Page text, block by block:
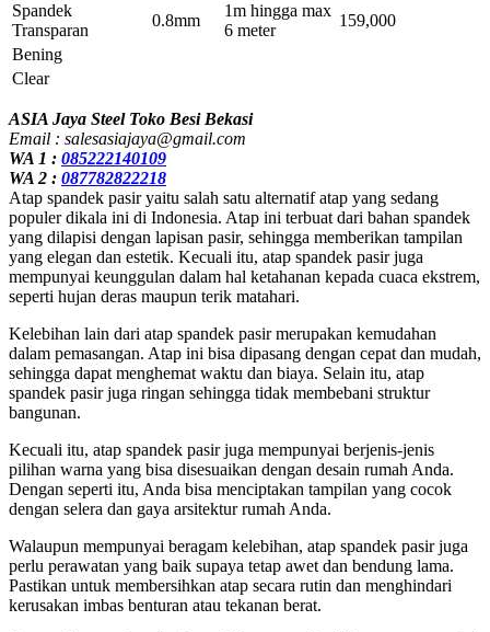
Spandek
Transparan
0.8mm
1m hingga max
6 meter
159,000
Bening
Clear
ASIA Jaya Steel Toko Besi Bekasi
Email : salesasiajaya@gmail.com
WA 1 : 085222140109
WA 2 : 087782822218
Atap spandek pasir yaitu salah satu alternatif atap yang sedang
populer dikala ini di Indonesia. Atap ini terbuat dari bahan spandek
yang dilapisi dengan lapisan pasir, sehingga memberikan tampilan
yang elegan dan estetik. Kecuali itu, atap spandek pasir juga
mempunyai keunggulan dalam hal ketahanan kepada cuaca ekstrem,
seperti hujan deras maupun terik matahari.
Kelebihan lain dari atap spandek pasir merupakan kemudahan
dalam pemasangan. Atap ini bisa dipasang dengan cepat dan mudah,
sehingga dapat menghemat waktu dan biaya. Selain itu, atap
spandek pasir juga ringan sehingga tidak membebani struktur
bangunan.
Kecuali itu, atap spandek pasir juga mempunyai berjenis-jenis
pilihan warna yang bisa disesuaikan dengan desain rumah Anda.
Dengan seperti itu, Anda bisa menciptakan tampilan yang cocok
dengan selera dan gaya arsitektur rumah Anda.
Walaupun mempunyai beragam kelebihan, atap spandek pasir juga
perlu perawatan yang baik supaya tetap awet dan bendung lama.
Pastikan untuk membersihkan atap secara rutin dan menghindari
kerusakan imbas benturan atau tekanan berat.